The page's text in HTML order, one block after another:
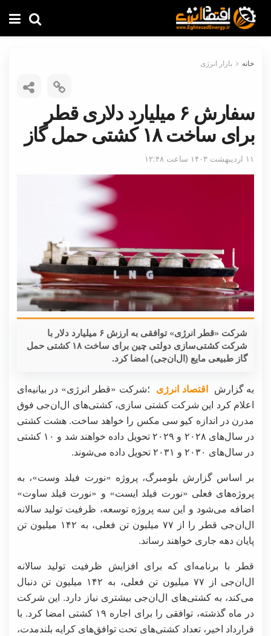
خانه بازار انرژی
سفارش ۶ میلیارد دلاری قطر
برای ساخت ۱۸ کشتی حمل گاز
۱۱ اردیبهشت ۱۴۰۳ ساعت ۱۲:۴۸
شرکت «قطر انرژی» توافقی به ارزش ۶ میلیارد دلار با
شرکت کشتی‌سازی دولتی چین برای ساخت ۱۸ کشتی حمل
گاز طبیعی مایع (ال‌ان‌جی) امضا کرد.
به گزارشاقتصاد انرژی ؛شرکت «قطر انرژی» در بیانیه‌ای
اعلام کرد این شرکت کشتی سازی، کشتی‌های ال‌ان‌جی فوق
مدرن در اندازه کیو سی مکس را خواهد ساخت. هشت کشتی
در سال‌های ۲۰۲۸ و ۲۰۲۹ تحویل داده خواهند شد و ۱۰ کشتی
در سال‌های ۲۰۳۰ و ۲۰۳۱ تحویل داده می‌شوند.
بر اساس گزارش بلومبرگ، پروژه «نورت فیلد وست»، به
پروژه‌های فعلی «نورت فیلد ایست» و «نورت فیلد ساوت»
اضافه می‌شود و این سه پروژه توسعه، ظرفیت تولید سالانه
ال‌ان‌جی قطر را از ۷۷ میلیون تن فعلی، به ۱۴۲ میلیون تن
پایان دهه جاری خواهند رساند.
قطر با برنامه‌ای که برای افزایش ظرفیت تولید سالانه
ال‌ان‌جی از ۷۷ میلیون تن فعلی، به ۱۴۲ میلیون تن دنبال
می‌کند، به کشتی‌های ال‌ان‌جی بیشتری نیاز دارد. این شرکت
در ماه گذشته، توافقی را برای اجاره ۱۹ کشتی امضا کرد. با
قرارداد اخیر، تعداد کشتی‌های تحت توافق‌های کرایه بلندمدت،